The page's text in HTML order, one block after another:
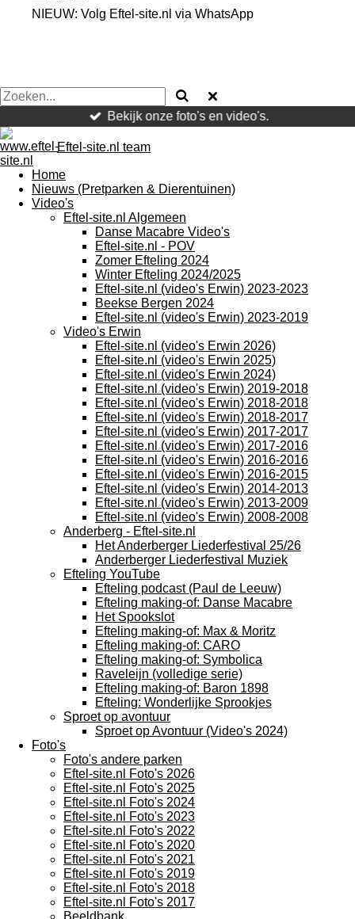
NIEUW: Volg Eftel-site.nl via WhatsApp
Bekijk onze foto's en video's.
Eftel-site.nl team
Home
Nieuws (Pretparken & Dierentuinen)
Video's
Eftel-site.nl Algemeen
Danse Macabre Video's
Eftel-site.nl - POV
Zomer Efteling 2024
Winter Efteling 2024/2025
Eftel-site.nl (video's Erwin) 2023-2023
Beekse Bergen 2024
Eftel-site.nl (video's Erwin) 2023-2019
Video's Erwin
Eftel-site.nl (video's Erwin 2026)
Eftel-site.nl (video's Erwin 2025)
Eftel-site.nl (video's Erwin 2024)
Eftel-site.nl (video's Erwin) 2019-2018
Eftel-site.nl (video's Erwin) 2018-2018
Eftel-site.nl (video's Erwin) 2018-2017
Eftel-site.nl (video's Erwin) 2017-2017
Eftel-site.nl (video's Erwin) 2017-2016
Eftel-site.nl (video's Erwin) 2016-2016
Eftel-site.nl (video's Erwin) 2016-2015
Eftel-site.nl (video's Erwin) 2014-2013
Eftel-site.nl (video's Erwin) 2013-2009
Eftel-site.nl (video's Erwin) 2008-2008
Anderberg - Eftel-site.nl
Het Anderberger Liederfestival 25/26
Anderberger Liederfestival Muziek
Efteling YouTube
Efteling podcast (Paul de Leeuw)
Efteling making-of: Danse Macabre
Het Spookslot
Efteling making-of: Max & Moritz
Efteling making-of: CARO
Efteling making-of: Symbolica
Raveleijn (volledige serie)
Efteling making-of: Baron 1898
Efteling: Wonderlijke Sprookjes
Sproet op avontuur
Sproet op Avontuur (Video's 2024)
Foto's
Foto's andere parken
Eftel-site.nl Foto's 2026
Eftel-site.nl Foto's 2025
Eftel-site.nl Foto's 2024
Eftel-site.nl Foto's 2023
Eftel-site.nl Foto's 2022
Eftel-site.nl Foto's 2020
Eftel-site.nl Foto's 2021
Eftel-site.nl Foto's 2019
Eftel-site.nl Foto's 2018
Eftel-site.nl Foto's 2017